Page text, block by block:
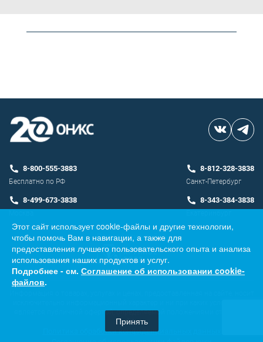
8-800-555-3883
Бесплатно по РФ
8-812-328-3838
Санкт-Петербург
8-499-673-3838 8-343-384-3838
Разработка сайта
является публичной офертой, определяемой положениями ст. 437 ГК
РФ.
Политика обработки конфиденциальных данных
Этот сайт использует cookie-файлы и другие технологии,
чтобы помочь Вам в навигации, а также для
предоставления лучшего пользовательского опыта и анализа
использования наших продуктов и услуг.
Подробнее - см. Соглашение об использовании cookie-
файлов.
Принять